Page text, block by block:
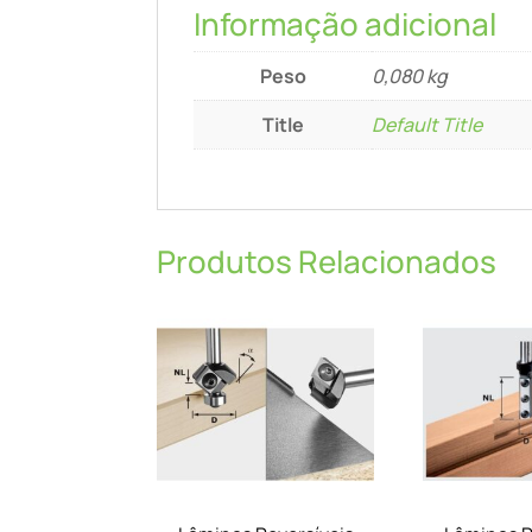
Informação adicional
Peso
0,080 kg
Title
Default Title
Produtos Relacionados